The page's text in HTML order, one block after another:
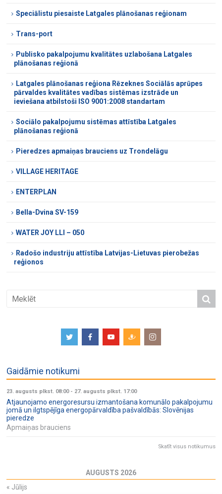
Speciālistu piesaiste Latgales plānošanas reģionam
Trans-port
Publisko pakalpojumu kvalitātes uzlabošana Latgales
plānošanas reģionā
Latgales plānošanas reģiona Rēzeknes Sociālās aprūpes
pārvaldes kvalitātes vadības sistēmas izstrāde un
ieviešana atbilstoši ISO 9001:2008 standartam
Sociālo pakalpojumu sistēmas attīstība Latgales
plānošanas reģionā
Pieredzes apmaiņas brauciens uz Trondelāgu
VILLAGE HERITAGE
ENTERPLAN
Bella-Dvina SV-159
WATER JOY LLI – 050
Radošo industriju attīstība Latvijas-Lietuvas pierobežas
reģionos
Gaidāmie notikumi
23. augusts plkst. 08:00- 27. augusts plkst. 17:00
Atjaunojamo energoresursu izmantošana komunālo pakalpojumu
jomā un ilgtspējīga energopārvaldība pašvaldībās: Slovēnijas
pieredze
Apmaiņas brauciens
Skatīt visus notikumus
AUGUSTS 2026
« Jūlijs